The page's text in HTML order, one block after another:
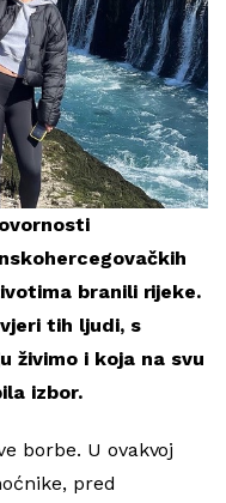
branili rijeke.
tih ljudi, s
živimo i koja na svu
izbor.
borbe. U ovakvoj
pred